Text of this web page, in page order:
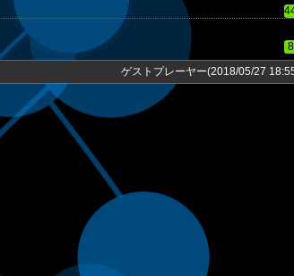
ゲストプレーヤー(2018/05/27